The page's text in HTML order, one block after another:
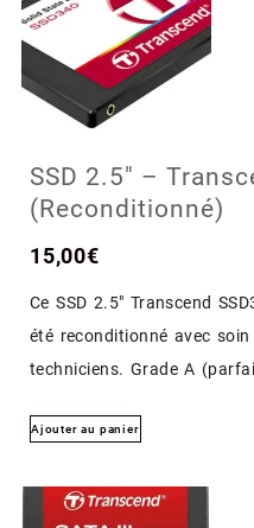
SSD 2.5″ –
(Reconditionné)
15,00€
Ce SSD 2.5″ Transcend
été reconditionné avec
techniciens. Grade A
Ajouter au panier